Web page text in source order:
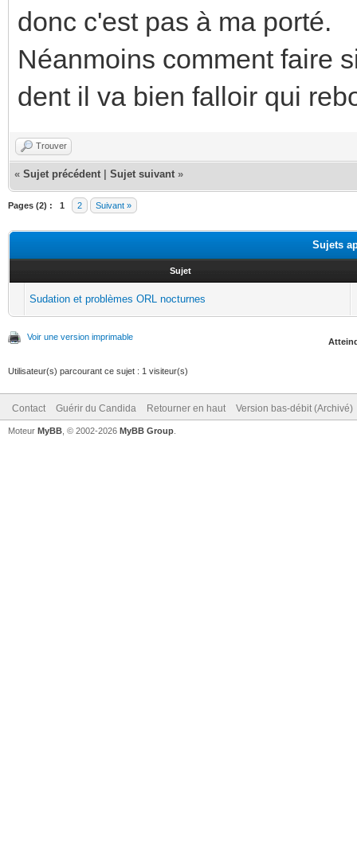
donc c'est pas à ma porté.
Néanmoins comment faire
dent il va bien falloir qui
Trouver
« Sujet précédent Sujet suivant »
Pages (2) : 1 2 Suivant »
Sujets
Sujet
Sudation et problèmes ORL nocturnes
Voir une version imprimable
Utilisateur(s) parcourant ce sujet : 1 visiteur(s)
Contact Guérir du Candida Retourner en haut Version bas-débit (Archivé)
Moteur MyBB , © 2002-2026 MyBB Group